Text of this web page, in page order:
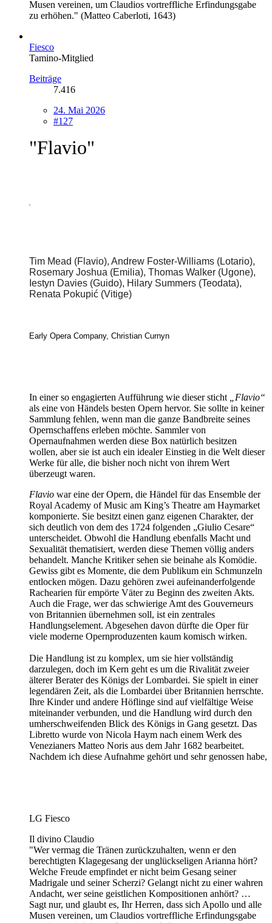
Musen vereinen, um Claudios vortreffliche Erfindungsgabe
zu erhöhen." (Matteo Caberloti, 1643)
Fiesco
Tamino-Mitglied
Beiträge
7.416
24. Mai 2026
#127
"Flavio"
Tim Mead (Flavio), Andrew Foster-Williams (Lotario),
Rosemary Joshua (Emilia), Thomas Walker (Ugone),
Iestyn Davies (Guido), Hilary Summers (Teodata),
Renata Pokupić (Vitige)
Early Opera Company, Christian Curnyn
In einer so engagierten Aufführung wie dieser sticht
„Flavio“
als eine von Händels besten Opern hervor. Sie sollte in keiner
Sammlung fehlen, wenn man die ganze Bandbreite seines
Opernschaffens erleben möchte. Sammler von
Opernaufnahmen werden diese Box natürlich besitzen
wollen, aber sie ist auch ein idealer Einstieg in die Welt dieser
Werke für alle, die bisher noch nicht von ihrem Wert
überzeugt waren.
Flavio war eine der Opern, die Händel für das Ensemble der
Royal Academy of Music am King’s Theatre am Haymarket
komponierte. Sie besitzt einen ganz eigenen Charakter, der
sich deutlich von dem des 1724 folgenden „Giulio Cesare“
unterscheidet. Obwohl die Handlung ebenfalls Macht und
Sexualität thematisiert, werden diese Themen völlig anders
behandelt. Manche Kritiker sehen sie beinahe als Komödie.
Gewiss gibt es Momente, die dem Publikum ein Schmunzeln
entlocken mögen. Dazu gehören zwei aufeinanderfolgende
Rachearien für empörte Väter zu Beginn des zweiten Akts.
Auch die Frage, wer das schwierige Amt des Gouverneurs
von Britannien übernehmen soll, ist ein zentrales
Handlungselement. Abgesehen davon dürfte die Oper für
viele moderne Opernproduzenten kaum komisch wirken.
Die Handlung ist zu komplex, um sie hier vollständig
darzulegen, doch im Kern geht es um die Rivalität zweier
älterer Berater des Königs der Lombardei. Sie spielt in einer
legendären Zeit, als die Lombardei über Britannien herrschte.
Ihre Kinder und andere Höflinge sind auf vielfältige Weise
miteinander verbunden, und die Handlung wird durch den
umherschweifenden Blick des Königs in Gang gesetzt. Das
Libretto wurde von Nicola Haym nach einem Werk des
Venezianers Matteo Noris aus dem Jahr 1682 bearbeitet.
Nachdem ich diese Aufnahme gehört und sehr genossen habe,
LG Fiesco
Il divino Claudio
"Wer vermag die Tränen zurückzuhalten, wenn er den
berechtigten Klagegesang der unglückseligen Arianna hört?
Welche Freude empfindet er nicht beim Gesang seiner
Madrigale und seiner Scherzi? Gelangt nicht zu einer wahren
Andacht, wer seine geistlichen Kompositionen anhört? …
Sagt nur, und glaubt es, Ihr Herren, dass sich Apollo und alle
Musen vereinen, um Claudios vortreffliche Erfindungsgabe